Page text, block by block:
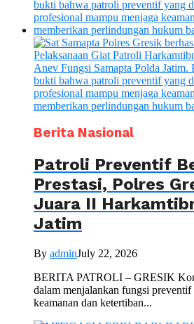
Berita Nasional
Patroli Preventif
Prestasi, Polres
Juara II
Jatim
By adminJuly 22, 2026
BERITA PATROLI – GRESIK
dalam menjalankan fungsi preventif
keamanan dan ketertiban...